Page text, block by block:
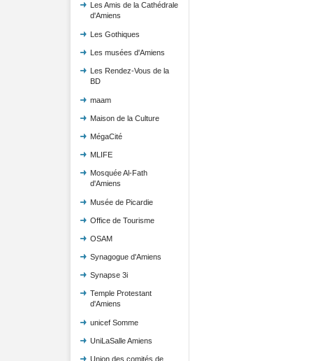
Les Amis de la Cathédrale
d'Amiens
Les Gothiques
Les musées d'Amiens
Les Rendez-Vous de la
BD
maam
Maison de la Culture
MégaCité
MLIFE
Mosquée Al-Fath
d'Amiens
Musée de Picardie
Office de Tourisme
OSAM
Synagogue d'Amiens
Synapse 3i
Temple Protestant
d'Amiens
unicef Somme
UniLaSalle Amiens
Union des comités de